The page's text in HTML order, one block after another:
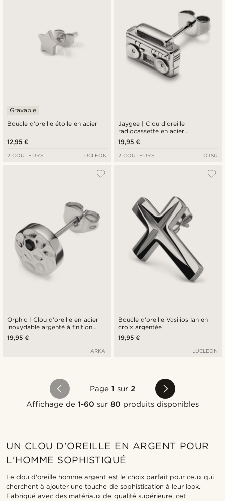
Boucle d'oreille étoile en acier
Gravable
12,95 €
2 COULEURS LUCLEON
Jaygee | Clou d'oreille
radiocassette en acier
inoxydable argenté
19,95 €
2 COULEURS OTSU
Orphic | Clou d'oreille en acier
inoxydable argenté à finition
martelée avec zircone noire - 8
mm
19,95 €
ARKAI
Boucle d'oreille Vasilios Ian en
croix argentée
19,95 €
LUCLEON
Page 1 sur2
Affichage de 1-60 sur80 produits disponibles
UN CLOU D'OREILLE EN ARGENT POUR
L'HOMME SOPHISTIQUÉ
Le clou d'oreille homme argent est le choix parfait pour ceux qui
cherchent à ajouter une touche de sophistication à leur look.
Fabriqué avec des matériaux de qualité supérieure, cet